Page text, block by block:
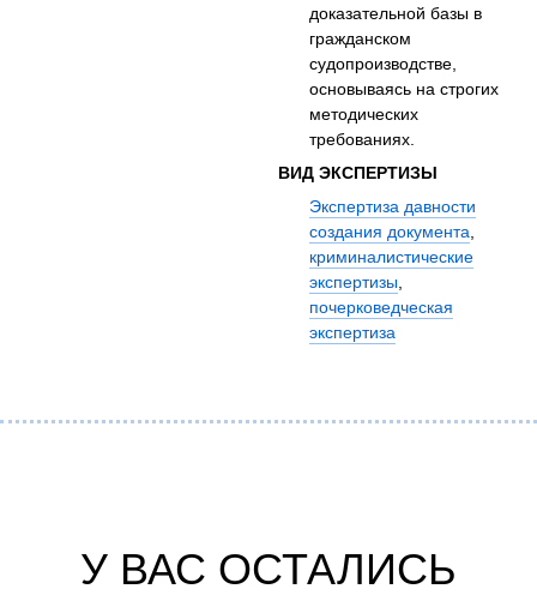
доказательной базы в
гражданском
судопроизводстве,
основываясь на строгих
методических
требованиях.
ВИД ЭКСПЕРТИЗЫ
Экспертиза давности
создания документа,
криминалистические
экспертизы,
почерковедческая
экспертиза
У ВАС ОСТАЛИСЬ